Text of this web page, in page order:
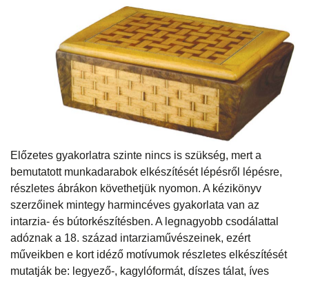
Előzetes gyakorlatra szinte nincs is szükség, mert a
bemutatott munkadarabok elkészítését lépésről lépésre,
részletes ábrákon követhetjük nyomon. A kézikönyv
szerzőinek mintegy harmincéves gyakorlata van az
intarzia- és bútorkészítésben. A legnagyobb csodálattal
adóznak a 18. század intarziaművészeinek, ezért
műveikben e kort idéző motívumok részletes elkészítését
mutatják be: legyező-, kagylóformát, díszes tálat, íves